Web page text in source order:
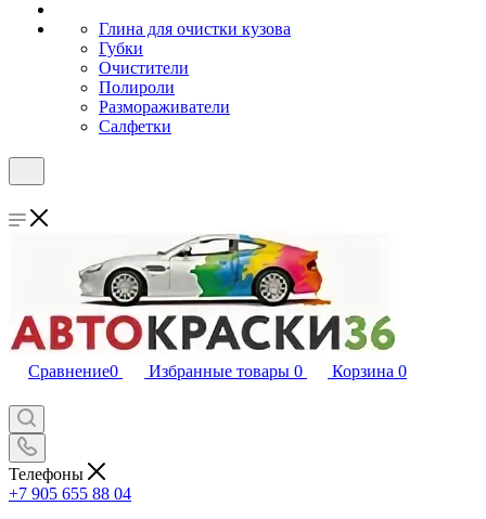
Глина для очистки кузова
Губки
Очистители
Полироли
Размораживатели
Салфетки
Сравнение0 Избранные товары 0 Корзина 0
Телефоны
+7 905 655 88 04